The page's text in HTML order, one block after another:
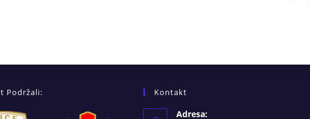
Podržali: Kontakt
Adresa: